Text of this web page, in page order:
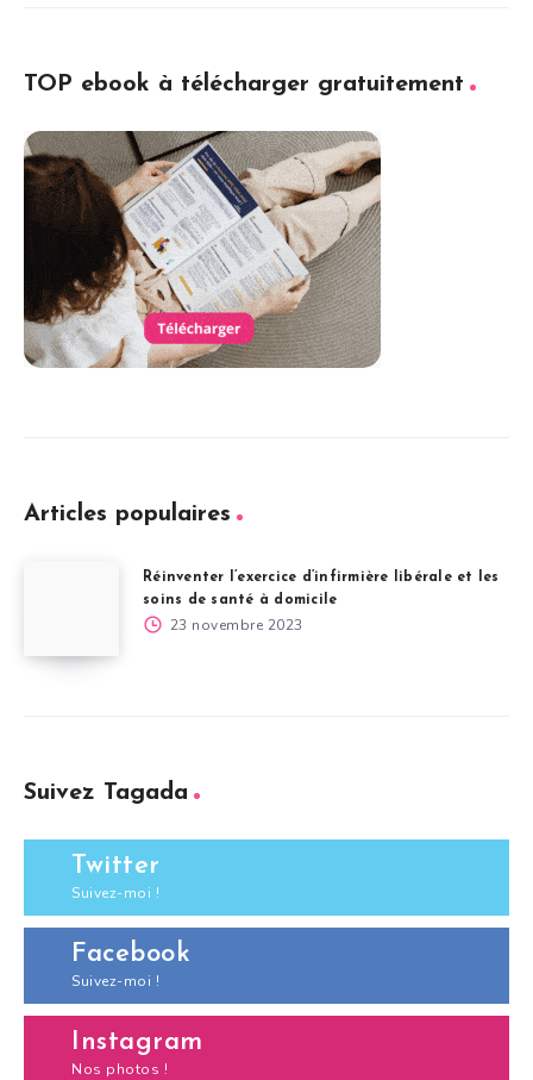
TOP ebook à télécharger gratuitement
Articles populaires
Réinventer l’exercice d’infirmière libérale et les
soins de santé à domicile
23 novembre 2023
Suivez Tagada
Twitter
Suivez-moi !
Facebook
Suivez-moi !
Instagram
Nos photos !